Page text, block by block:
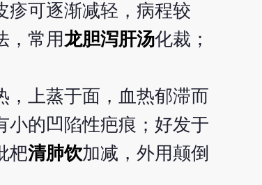
疹可逐渐减轻，病程较
，常用龙胆泻肝汤化裁；
，上蒸于面，血热郁滞而
小的凹陷性疤痕；好发于
杷清肺饮加减，外用颠倒